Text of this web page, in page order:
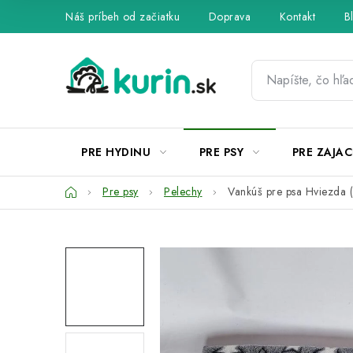
Náš príbeh od začiatku Doprava Kontakt
PRE HYDINU PRE PSY PRE
DomovPre psy Pelechy Vankúš pre psa Hviezda